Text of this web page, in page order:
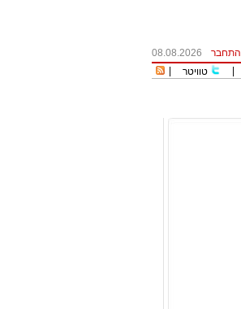
התחבר
08.08.2026
טוויטר